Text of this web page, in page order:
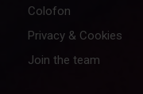
Colofon
Privacy & Cookies
Join the team